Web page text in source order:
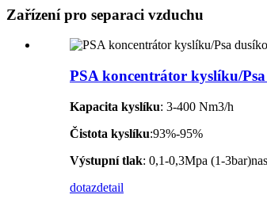
Zařízení pro separaci vzduchu
PSA koncentrátor kyslíku/
Kapacita kyslíku: 3-400 Nm3/h
Čistota kyslíku:93%-95%
Výstupní tlak: 0,1-0,3Mpa (1-
dotazdetail